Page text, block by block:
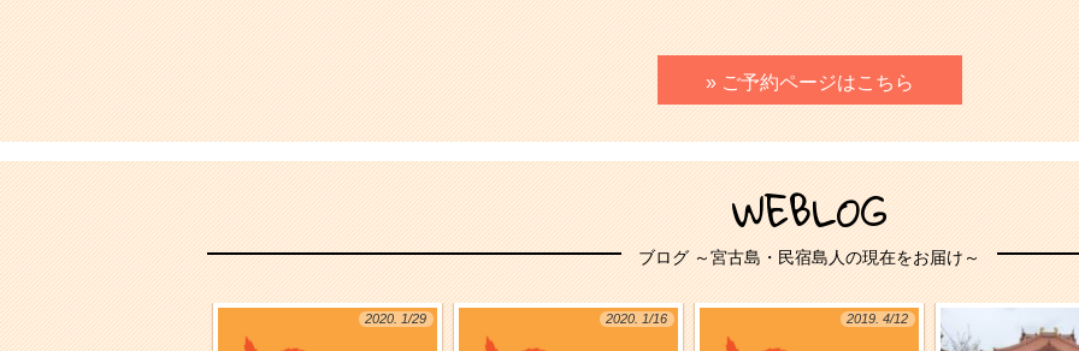
» ご予約ページはこちら
WEBLOG
ブログ ～宮古島・民宿島人の現在をお届け～
2020. 1/29 2020. 1/16 2019. 4/12